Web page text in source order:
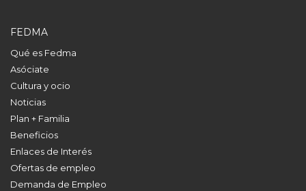
FEDMA
Qué es Fedma
Asóciate
Cultura y ocio
Noticias
Plan + Familia
Beneficios
Enlaces de Interés
Ofertas de empleo
Demanda de Empleo